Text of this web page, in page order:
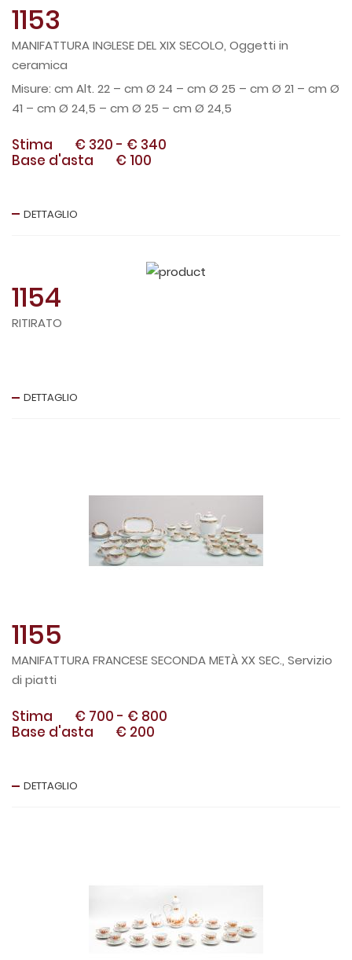
1153
MANIFATTURA INGLESE DEL XIX SECOLO, Oggetti in
ceramica
cm Alt. 22 – cm Ø 24 – cm Ø 25 – cm Ø 21 – cm Ø
41 – cm Ø 24,5 – cm Ø 25 – cm Ø 24,5
Stima € 320 - € 340
Base d'asta
€ 100
DETTAGLIO
1154
RITIRATO
DETTAGLIO
1155
MANIFATTURA FRANCESE SECONDA METÀ XX SEC., Servizio
di piatti
Stima € 700 - € 800
Base d'asta
€ 200
DETTAGLIO